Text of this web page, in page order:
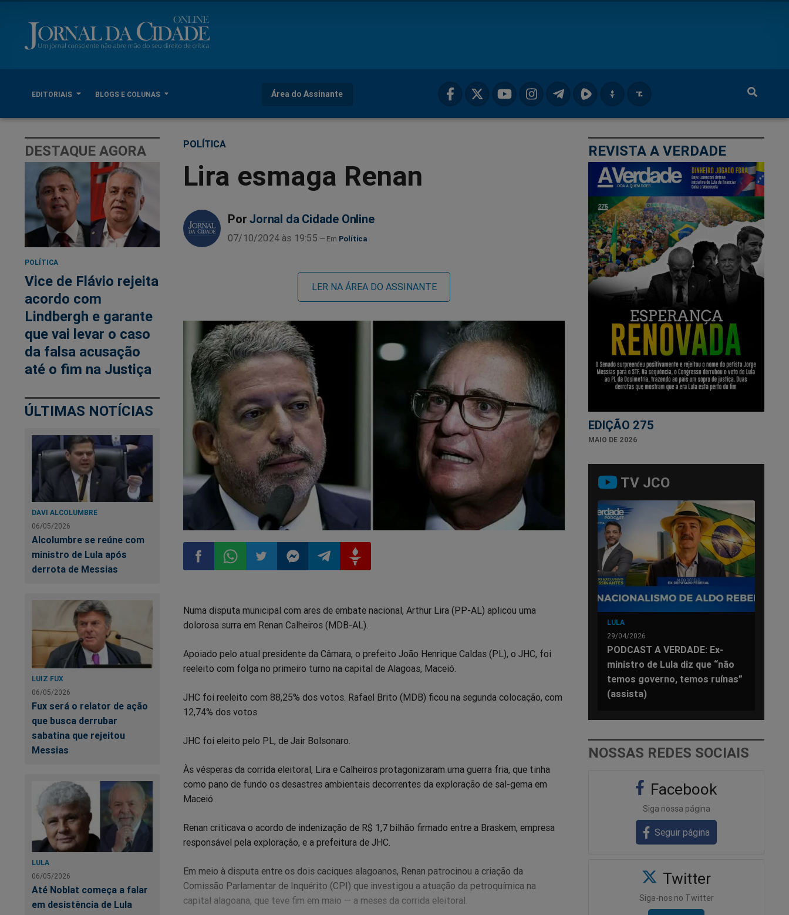
EDITORIAIS BLOGS E COLUNAS Área do Assinante
DESTAQUE AGORA
POLÍTICA
Vice de Flávio rejeita
acordo com
Lindbergh e garante
que vai levar o caso
da falsa acusação
até o fim na Justiça
ÚLTIMAS NOTÍCIAS
DAVI ALCOLUMBRE
06/05/2026
Alcolumbre se reúne com
ministro de Lula após
derrota de Messias
LUIZ FUX
06/05/2026
Fux será o relator de ação
que busca derrubar
sabatina que rejeitou
Messias
LULA
06/05/2026
Até Noblat começa a falar
em desistência de Lula
POLÍTICA
Lira esmaga Renan
Por Jornal da Cidade Online
07/10/2024 às 19:55 Política
LER NA ÁREA DO ASSINANTE
no
no
no
no
no
no
Numa disputa municipal com ares de embate nacional, Arthur Lira (PP-AL) aplicou uma
dolorosa surra em Renan Calheiros (MDB-AL).
Apoiado pelo atual presidente da Câmara, o prefeito João Henrique Caldas (PL), o JHC, foi
reeleito com folga no primeiro turno na capital de Alagoas, Maceió.
JHC foi reeleito com 88,25% dos votos. Rafael Brito (MDB) ficou na segunda colocação, com
12,74% dos votos.
JHC foi eleito pelo PL, de Jair Bolsonaro.
Às vésperas da corrida eleitoral, Lira e Calheiros protagonizaram uma guerra fria, que tinha
como pano de fundo os desastres ambientais decorrentes da exploração de sal-gema em
Maceió.
Renan criticava o acordo de indenização de R$ 1,7 bilhão firmado entre a Braskem, empresa
responsável pela exploração, e a prefeitura de JHC.
Em meio à disputa entre os dois caciques alagoanos, Renan patrocinou a criação da
Comissão Parlamentar de Inquérito (CPI) que investigou a atuação da petroquímica na
capital alagoana, que teve fim em maio — a meses da corrida eleitoral.
REVISTA A VERDADE
EDIÇÃO 275
MAIO DE 2026
TV JCO
LULA
29/04/2026
PODCAST A VERDADE: Ex-
ministro de Lula diz que “não
temos governo, temos ruínas”
(assista)
NOSSAS REDES SOCIAIS
Facebook
Siga nossa página
Seguir página
Twitter
Siga-nos no Twitter